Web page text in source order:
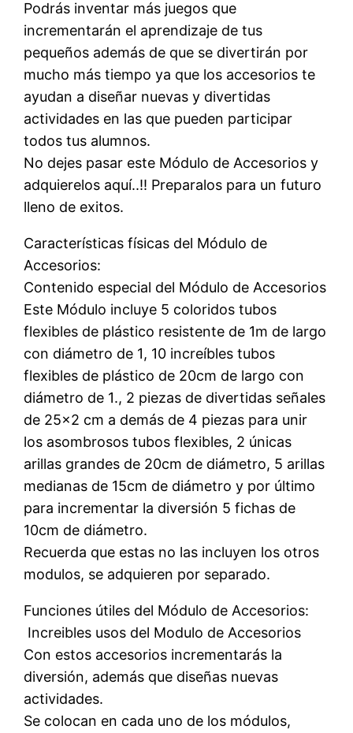
Podrás inventar más juegos que
incrementarán el aprendizaje de tus
pequeños además de que se divertirán por
mucho más tiempo ya que los accesorios te
ayudan a diseñar nuevas y divertidas
actividades en las que pueden participar
todos tus alumnos.
No dejes pasar este Módulo de Accesorios y
adquierelos aquí..!! Preparalos para un futuro
lleno de exitos.
Características físicas del Módulo de
Accesorios:
Contenido especial del Módulo de Accesorios
Este Módulo incluye 5 coloridos tubos
flexibles de plástico resistente de 1m de largo
con diámetro de 1, 10 increíbles tubos
flexibles de plástico de 20cm de largo con
diámetro de 1., 2 piezas de divertidas señales
de 25×2 cm a demás de 4 piezas para unir
los asombrosos tubos flexibles, 2 únicas
arillas grandes de 20cm de diámetro, 5 arillas
medianas de 15cm de diámetro y por último
para incrementar la diversión 5 fichas de
10cm de diámetro.
Recuerda que estas no las incluyen los otros
modulos, se adquieren por separado.
Funciones útiles del Módulo de Accesorios:
 Increibles usos del Modulo de Accesorios
Con estos accesorios incrementarás la
diversión, además que diseñas nuevas
actividades.
Se colocan en cada uno de los módulos,